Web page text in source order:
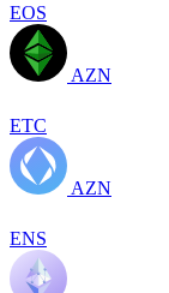
EOS
AZN
ETC
AZN
ENS